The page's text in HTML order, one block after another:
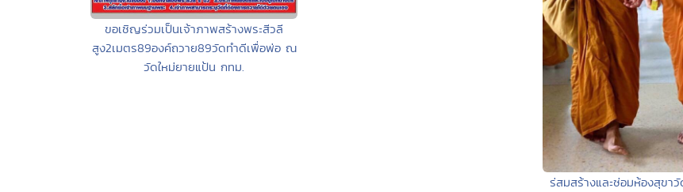
ขอเชิญร่วมเป็นเจ้าภาพสร้างพระสีวลี
สูง2เมตร89องค์ถวาย89วัดทำดีเพื่อพ่อ ณ
วัดใหม่ยายแป้น กทม.
ร่สมสร้างและซ่อมห้องสุขาวั